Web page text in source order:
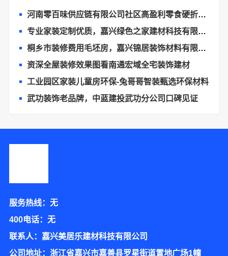
河南零百味供应链有限公司社区高盈利零食硬折扣全域盈利
专业家装定制优质，嘉兴绿色之家建材科技有限公司
桐乡市装修费用毛坯房，嘉兴锦居装饰材料有限公司
资深全屋装修效果图看南通宏域全宅装饰建材
工业园区家装儿童房环保-兔哥哥智装甄选环保材料
武功装饰老品牌，中蓝建投武功分公司口碑见证
服务热线：无
400电话：无
联系人：嘉兴美居乐建材科技有限公司
公司地址：浙江省嘉兴市嘉善县罗星街道置地广场1幢